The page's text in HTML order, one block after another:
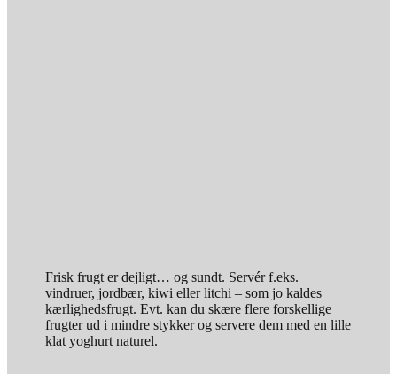
Frisk frugt er dejligt… og sundt. Servér f.eks.
vindruer, jordbær, kiwi eller litchi – som jo kaldes
kærlighedsfrugt. Evt. kan du skære flere forskellige
frugter ud i mindre stykker og servere dem med en lille
klat yoghurt naturel.